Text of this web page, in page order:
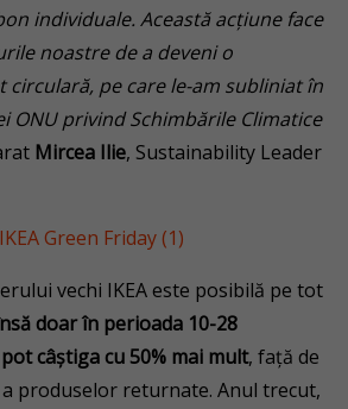
individuale. Această acțiune face
noastre de a deveni o
circulară, pe care le-am subliniat în
ONU privind Schimbările Climatice
Mircea Ilie, Sustainability Leader
vechi IKEA este posibilă pe tot
doar în perioada 10-28
câștiga cu 50% mai mult, față de
produselor returnate. Anul trecut,